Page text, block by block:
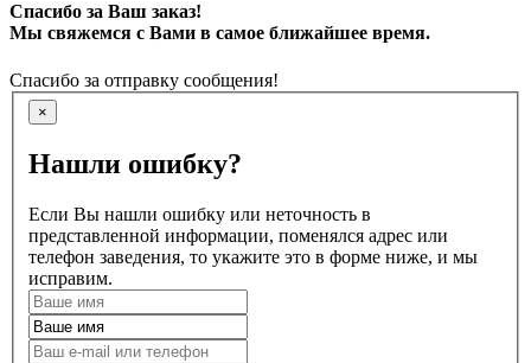
Спасибо за Ваш заказ!
Мы свяжемся с Вами в самое ближайшее время.
Спасибо за отправку сообщения!
×
Нашли ошибку?
Если Вы нашли ошибку или неточность в
представленной информации, поменялся адрес или
телефон заведения, то укажите это в форме ниже, и мы
исправим.